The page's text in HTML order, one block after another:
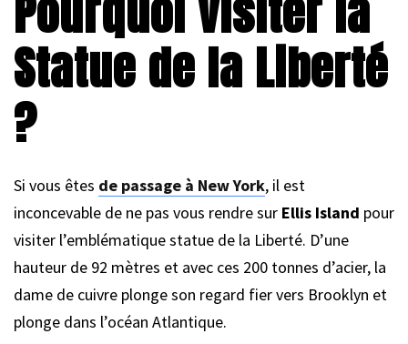
Statue de la Liberté
?
Si vous êtes de passage à New York, il est
inconcevable de ne pas vous rendre sur Ellis Island pour
visiter l’emblématique statue de la Liberté. D’une
hauteur de 92 mètres et avec ces 200 tonnes d’acier, la
dame de cuivre plonge son regard fier vers Brooklyn et
plonge dans l’océan Atlantique.